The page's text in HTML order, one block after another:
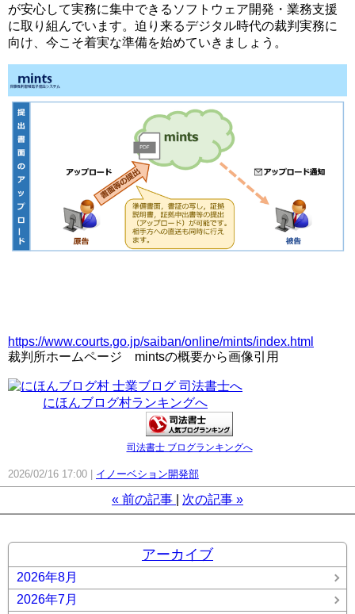
が安心して実務に集中できるソフトウェア開発・業務支援
に取り組んでいます。迫り来るデジタル時代の裁判実務に
向け、今こそ着実な準備を始めていきましょう。
https://www.courts.go.jp/saiban/online/mints/index.html
裁判所ホームページ mintsの概要から画像引用
にほんブログ村ランキングへ
司法書士 ブログランキングへ
2026/02/16 17:00 イノーベション開発部
« 前の記事 次の記事 »
アーカイブ
2026年8月
2026年7月